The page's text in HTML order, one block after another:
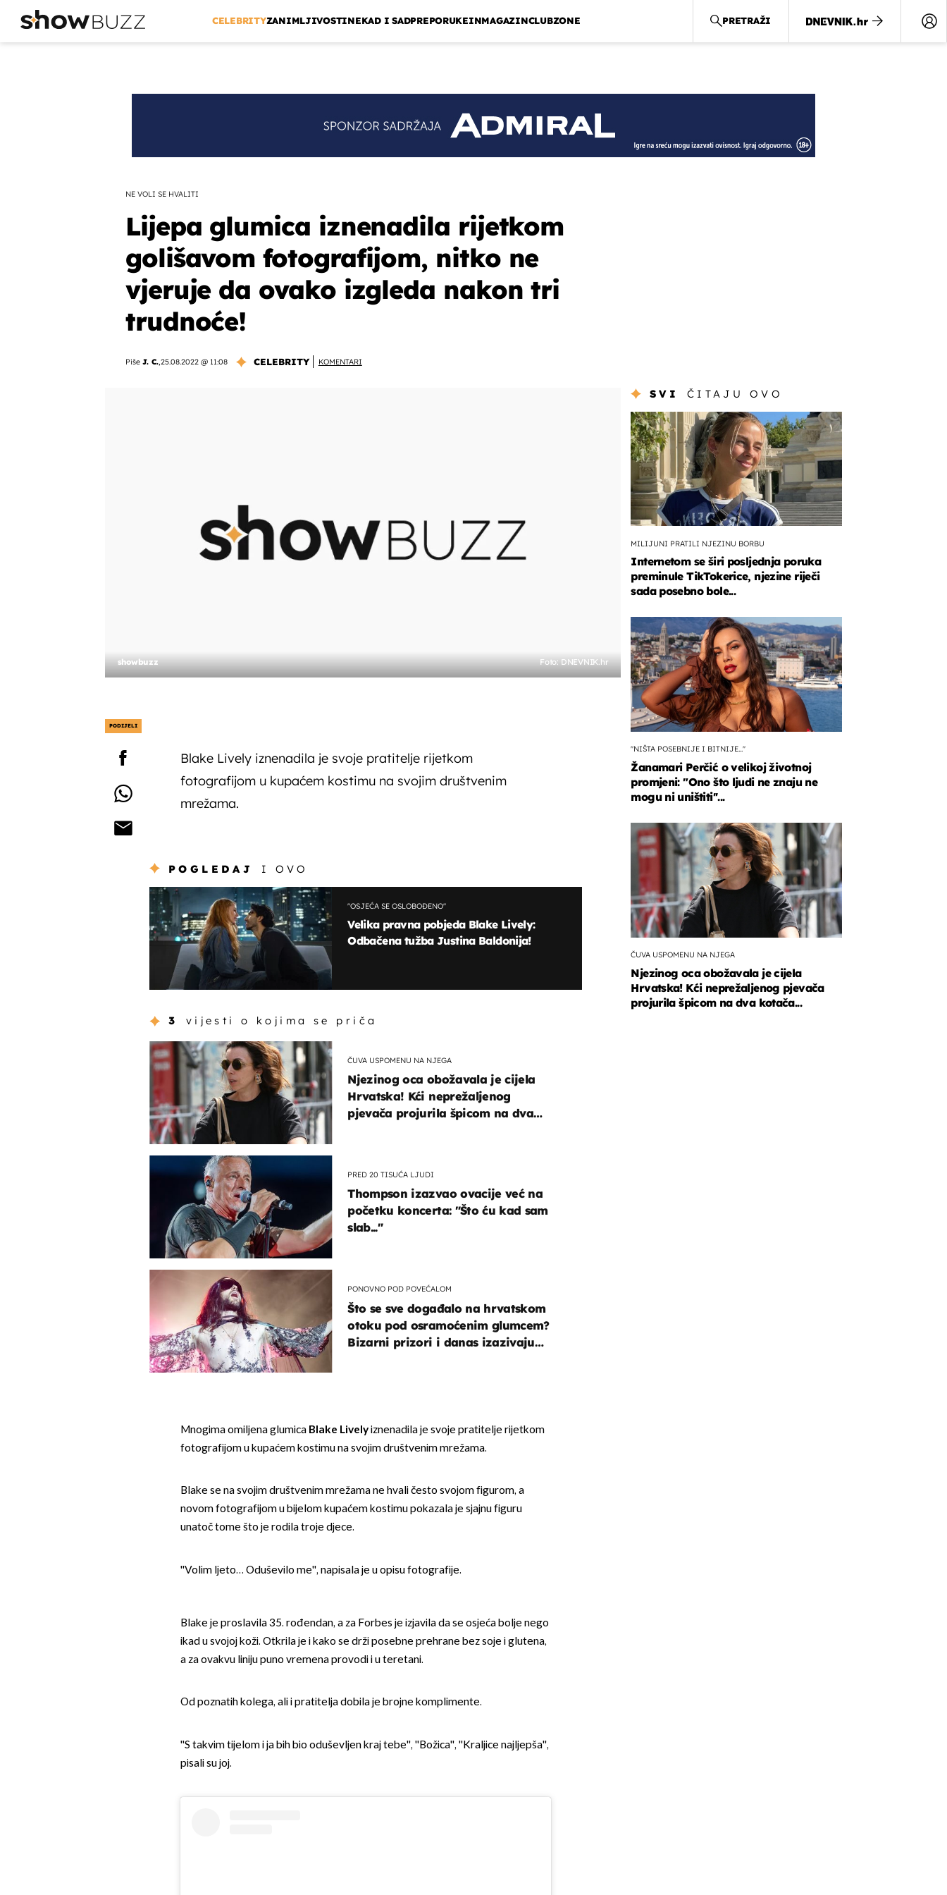
CELEBRITYZANIMLJIVOSTINEKAD I SADPREPORUKEINMAGAZINCLUBZONE PRETRAŽI
NE VOLI SE HVALITI
Lijepa glumica iznenadila rijetkom
golišavom fotografijom, nitko ne
vjeruje da ovako izgleda nakon tri
trudnoće!
Piše J. C.,25.08.2022 @ 11:08 CELEBRITY KOMENTARI
showbuzz Foto: DNEVNIK.hr
PODIJELI
Blake Lively iznenadila je svoje pratitelje rijetkom
fotografijom u kupaćem kostimu na svojim društvenim
mrežama.
POGLEDAJ I OVO
"OSJEĆA SE OSLOBOĐENO"
Velika pravna pobjeda Blake Lively:
Odbačena tužba Justina Baldonija!
3 vijesti o kojima se priča
ČUVA USPOMENU NA NJEGA
Njezinog oca obožavala je cijela
Hrvatska! Kći neprežaljenog
pjevača projurila špicom na dva
PRED 20 TISUĆA LJUDI
Thompson izazvao ovacije već na
početku koncerta: "Što ću kad sam
slab..."
PONOVNO POD POVEĆALOM
Što se sve događalo na hrvatskom
otoku pod osramoćenim glumcem?
Bizarni prizori i danas izazivaju
Mnogima omiljena glumica Blake Livelyiznenadila je svoje pratitelje rijetkom
fotografijom u kupaćem kostimu na svojim društvenim mrežama.
Blake se na svojim društvenim mrežama ne hvali često svojom figurom, a
novom fotografijom u bijelom kupaćem kostimu pokazala je sjajnu figuru
unatoč tome što je rodila troje djece.
''Volim ljeto… Oduševilo me'', napisala je u opisu fotografije.
Blake je proslavila 35. rođendan, a za Forbes je izjavila da se osjeća bolje nego
ikad u svojoj koži. Otkrila je i kako se drži posebne prehrane bez soje i glutena,
a za ovakvu liniju puno vremena provodi i u teretani.
Od poznatih kolega, ali i pratitelja dobila je brojne komplimente.
''S takvim tijelom i ja bih bio oduševljen kraj tebe'', ''Božica'', ''Kraljice najljepša'',
pisali su joj.
SVI ČITAJU OVO
MILIJUNI PRATILI NJEZINU BORBU
Internetom se širi posljednja poruka
preminule TikTokerice, njezine riječi
sada posebno bole...
''NIŠTA POSEBNIJE I BITNIJE...''
Žanamari Perčić o velikoj životnoj
promjeni: "Ono što ljudi ne znaju ne
mogu ni uništiti''...
ČUVA USPOMENU NA NJEGA
Njezinog oca obožavala je cijela
Hrvatska! Kći neprežaljenog pjevača
projurila špicom na dva kotača...
OMOGUĆI OBAVIJESTI